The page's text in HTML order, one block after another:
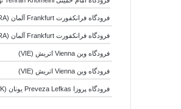
فرودگاه فرانکفورت Frankfurt آلمان (FRA)
فرودگاه فرانکفورت Frankfurt آلمان (FRA)
فرودگاه وین Vienna اتریش (VIE)
فرودگاه وین Vienna اتریش (VIE)
فرودگاه پروزا Preveza Lefkas یونان (PVK)